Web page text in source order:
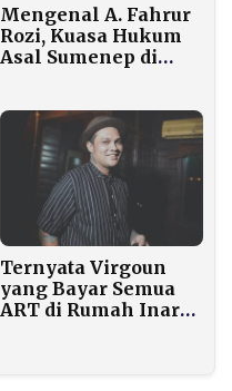
Mengenal A. Fahrur
Rozi, Kuasa Hukum
Asal Sumenep di
Ternyata Virgoun
yang Bayar Semua
ART di Rumah Inara,